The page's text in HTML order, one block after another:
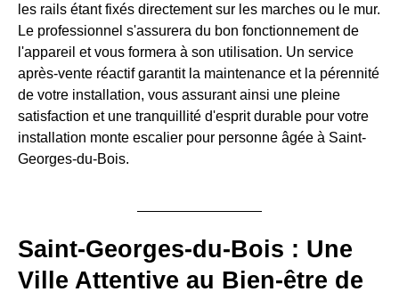
les rails étant fixés directement sur les marches ou le mur.
Le professionnel s'assurera du bon fonctionnement de
l'appareil et vous formera à son utilisation. Un service
après-vente réactif garantit la maintenance et la pérennité
de votre installation, vous assurant ainsi une pleine
satisfaction et une tranquillité d'esprit durable pour votre
installation monte escalier pour personne âgée à Saint-
Georges-du-Bois.
Saint-Georges-du-Bois : Une
Ville Attentive au Bien-être de